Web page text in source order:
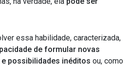
essa habilidade, caracterizada,
de formular novas
possibilidades inéditos ou, como